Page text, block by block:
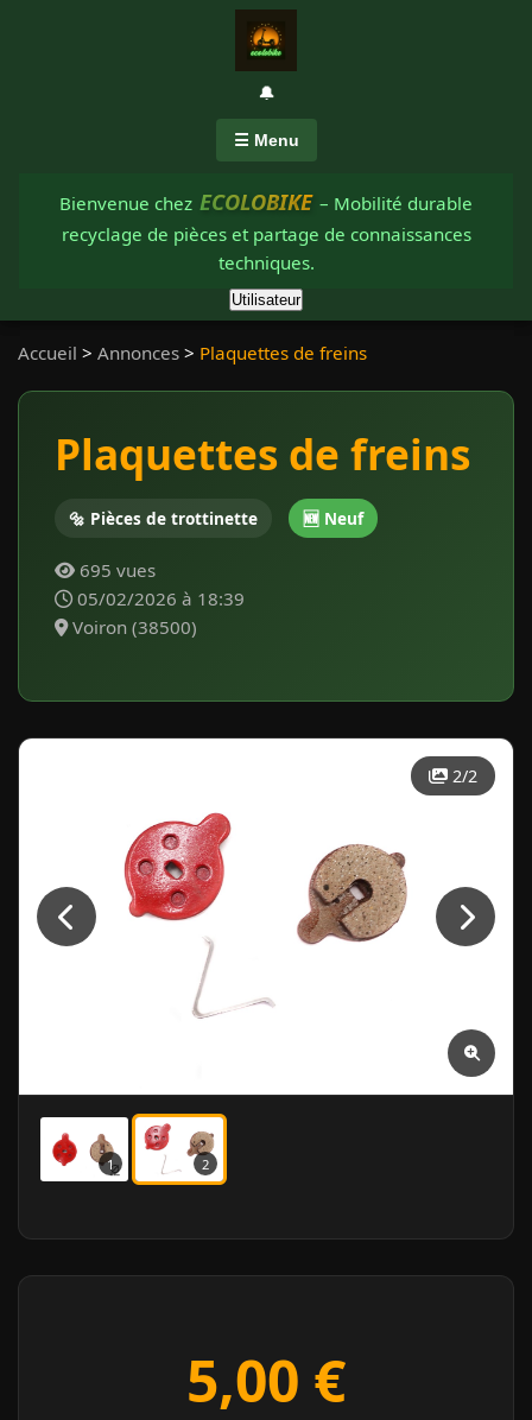
🔔
☰ Menu
Bienvenue chez ECOLOBIKE – Mobilité durable
recyclage de pièces et partage de connaissances
techniques.
Utilisateur
Accueil > Annonces > Plaquettes de freins
Plaquettes de freins
🔩 Pièces de trottinette 🆕 Neuf
695 vues
05/02/2026 à 18:39
Voiron (38500)
2/2
1 2
5,00 €